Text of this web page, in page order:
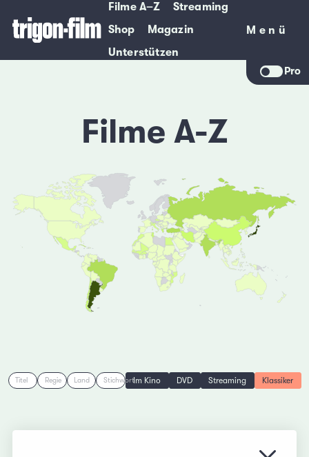
Filme A–Z
Streaming
Shop
Magazin
Unterstützen
Menü
Menü
Pro
Filme A-Z
Titel Regie Land StichwortIm Kino DVD Streaming Klassiker